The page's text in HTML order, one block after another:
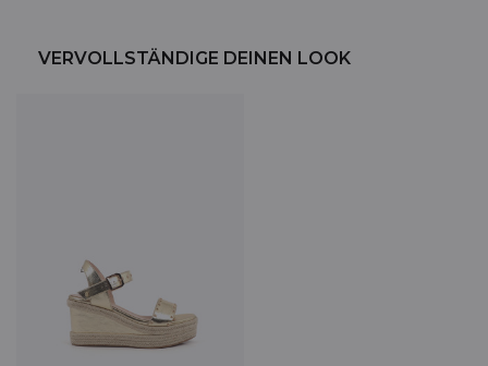
VERVOLLSTÄNDIGE DEINEN LOOK